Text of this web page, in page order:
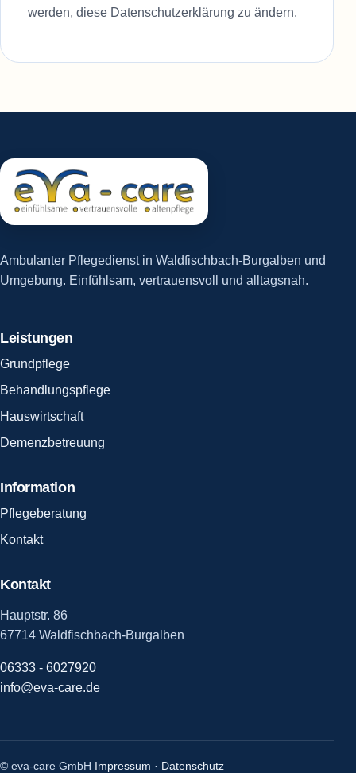
werden, diese Datenschutzerklärung zu ändern.
Ambulanter Pflegedienst in Waldfischbach-Burgalben und
Umgebung. Einfühlsam, vertrauensvoll und alltagsnah.
Leistungen
Grundpflege
Behandlungspflege
Hauswirtschaft
Demenzbetreuung
Information
Pflegeberatung
Kontakt
Kontakt
Hauptstr. 86
67714 Waldfischbach-Burgalben
06333 - 6027920
info@eva-care.de
© eva-care GmbH Impressum · Datenschutz